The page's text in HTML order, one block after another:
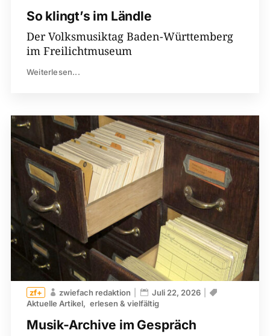
So klingt’s im Ländle
Der Volksmusiktag Baden-Württemberg
im Freilichtmuseum
Weiterlesen...
Musik-Archive im Gespräch
zwiefach redaktion
Juli 22, 2026
Aktuelle Artikel
erlesen & vielfältig